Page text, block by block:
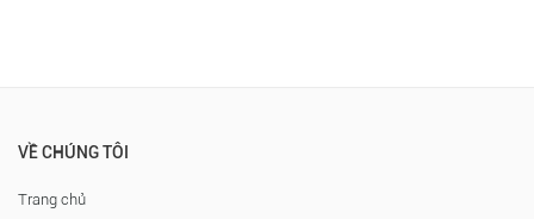
VỀ CHÚNG TÔI
Trang chủ